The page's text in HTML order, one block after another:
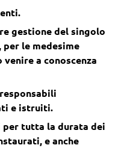
gestione del singolo
le medesime
a conoscenza
e istruiti.
tutta la durata dei
e anche